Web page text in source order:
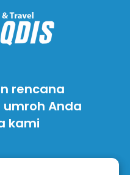
rencana
Anda
kami